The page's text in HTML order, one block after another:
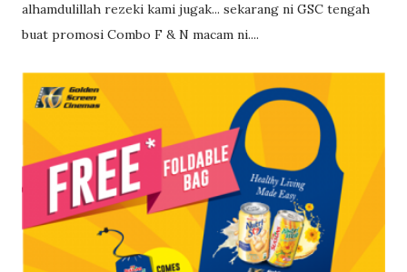
alhamdulillah rezeki kami jugak... sekarang ni GSC tengah
buat promosi Combo F & N macam ni....